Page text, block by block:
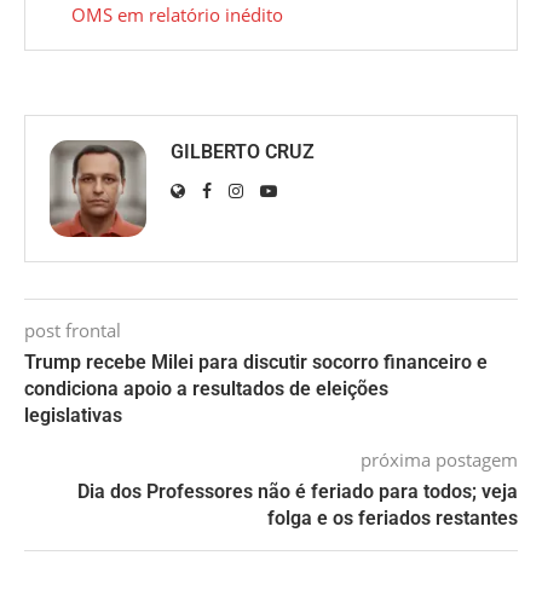
OMS em relatório inédito
GILBERTO CRUZ
post frontal
Trump recebe Milei para discutir socorro financeiro e
condiciona apoio a resultados de eleições
legislativas
próxima postagem
Dia dos Professores não é feriado para todos; veja
folga e os feriados restantes